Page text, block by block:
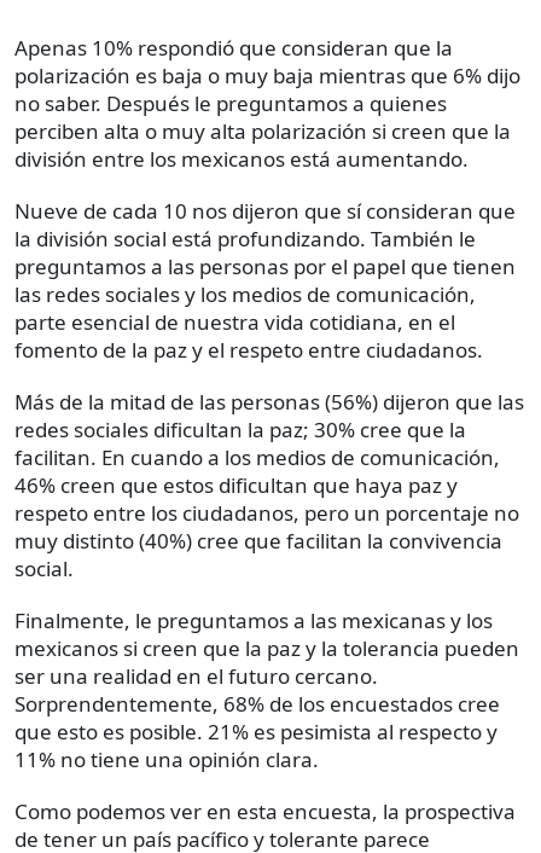
Apenas 10% respondió que consideran que la
polarización es baja o muy baja mientras que 6% dijo
no saber. Después le preguntamos a quienes
perciben alta o muy alta polarización si creen que la
división entre los mexicanos está aumentando.
Nueve de cada 10 nos dijeron que sí consideran que
la división social está profundizando. También le
preguntamos a las personas por el papel que tienen
las redes sociales y los medios de comunicación,
parte esencial de nuestra vida cotidiana, en el
fomento de la paz y el respeto entre ciudadanos.
Más de la mitad de las personas (56%) dijeron que las
redes sociales dificultan la paz; 30% cree que la
facilitan. En cuando a los medios de comunicación,
46% creen que estos dificultan que haya paz y
respeto entre los ciudadanos, pero un porcentaje no
muy distinto (40%) cree que facilitan la convivencia
social.
Finalmente, le preguntamos a las mexicanas y los
mexicanos si creen que la paz y la tolerancia pueden
ser una realidad en el futuro cercano.
Sorprendentemente, 68% de los encuestados cree
que esto es posible. 21% es pesimista al respecto y
11% no tiene una opinión clara.
Como podemos ver en esta encuesta, la prospectiva
de tener un país pacífico y tolerante parece